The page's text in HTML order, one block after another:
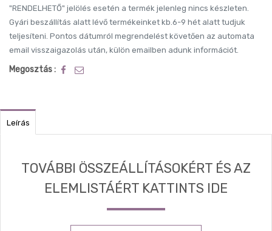
"RENDELHETŐ" jelölés esetén a termék jelenleg nincs készleten.
Gyári beszállítás alatt lévő termékeinket kb.6-9 hét alatt tudjuk
teljesíteni. Pontos dátumról megrendelést követően az automata
email visszaigazolás után, külön emailben adunk információt.
Megosztás :
Leírás
TOVÁBBI ÖSSZEÁLLÍTÁSOKÉRT ÉS AZ
ELEMLISTÁÉRT KATTINTS IDE